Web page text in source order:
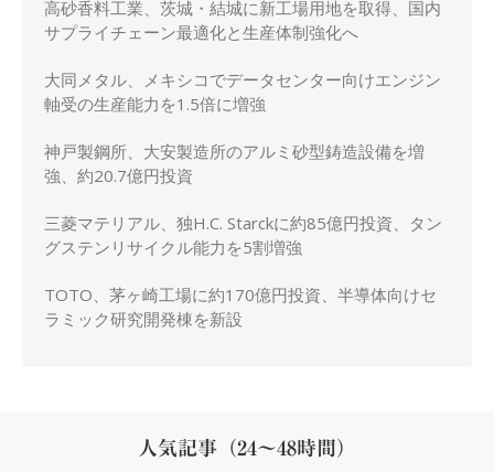
高砂香料工業、茨城・結城に新工場用地を取得、国内
サプライチェーン最適化と生産体制強化へ
大同メタル、メキシコでデータセンター向けエンジン
軸受の生産能力を1.5倍に増強
神戸製鋼所、大安製造所のアルミ砂型鋳造設備を増
強、約20.7億円投資
三菱マテリアル、独H.C. Starckに約85億円投資、タン
グステンリサイクル能力を5割増強
TOTO、茅ヶ崎工場に約170億円投資、半導体向けセ
ラミック研究開発棟を新設
人気記事（24～48時間）